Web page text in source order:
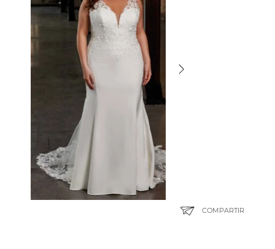
COMPARTIR